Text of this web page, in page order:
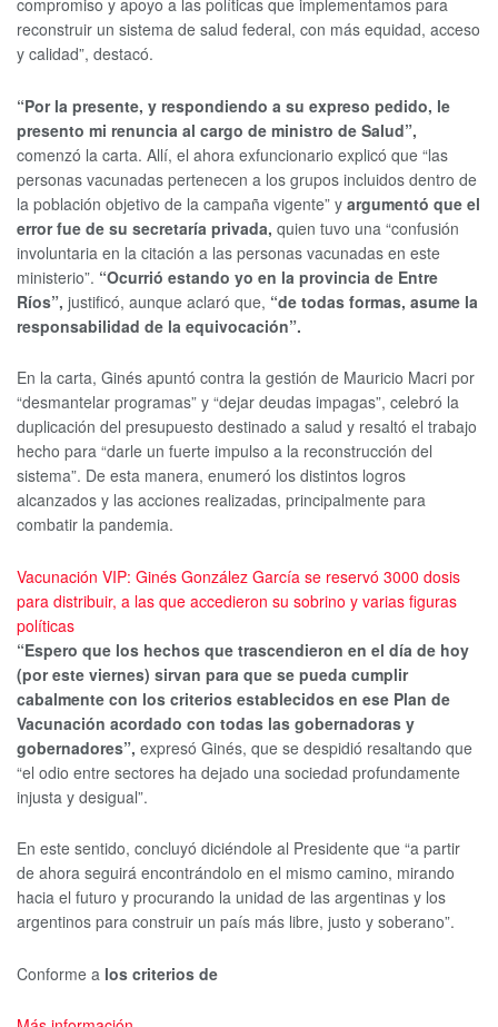
compromiso y apoyo a las políticas que implementamos para
reconstruir un sistema de salud federal, con más equidad, acceso
y calidad”, destacó.
“Por la presente, y respondiendo a su expreso pedido, le
presento mi renuncia al cargo de ministro de Salud”,
comenzó la carta. Allí, el ahora exfuncionario explicó que “las
personas vacunadas pertenecen a los grupos incluidos dentro de
la población objetivo de la campaña vigente” y argumentó que el
error fue de su secretaría privada, quien tuvo una “confusión
involuntaria en la citación a las personas vacunadas en este
ministerio”. “Ocurrió estando yo en la provincia de Entre
Ríos”, justificó, aunque aclaró que, “de todas formas, asume la
responsabilidad de la equivocación”.
En la carta, Ginés apuntó contra la gestión de Mauricio Macri por
“desmantelar programas” y “dejar deudas impagas”, celebró la
duplicación del presupuesto destinado a salud y resaltó el trabajo
hecho para “darle un fuerte impulso a la reconstrucción del
sistema”. De esta manera, enumeró los distintos logros
alcanzados y las acciones realizadas, principalmente para
combatir la pandemia.
Vacunación VIP: Ginés González García se reservó 3000 dosis
para distribuir, a las que accedieron su sobrino y varias figuras
políticas
“Espero que los hechos que trascendieron en el día de hoy
(por este viernes) sirvan para que se pueda cumplir
cabalmente con los criterios establecidos en ese Plan de
Vacunación acordado con todas las gobernadoras y
gobernadores”, expresó Ginés, que se despidió resaltando que
“el odio entre sectores ha dejado una sociedad profundamente
injusta y desigual”.
En este sentido, concluyó diciéndole al Presidente que “a partir
de ahora seguirá encontrándolo en el mismo camino, mirando
hacia el futuro y procurando la unidad de las argentinas y los
argentinos para construir un país más libre, justo y soberano”.
Conforme a los criterios de